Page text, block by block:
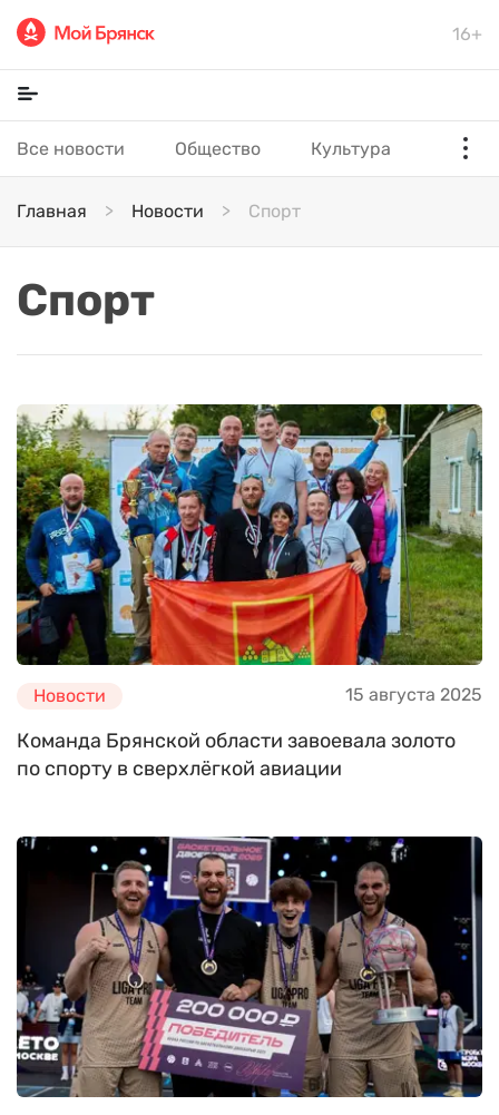
16+
Все новости Общество Культура
Главная Новости Спорт
Спорт
Новости 15 августа 2025
Команда Брянской области завоевала золото
по спорту в сверхлёгкой авиации